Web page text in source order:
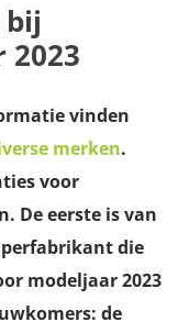
2023
vinden
merken.
voor
De eerste is van
die
modeljaar 2023
de